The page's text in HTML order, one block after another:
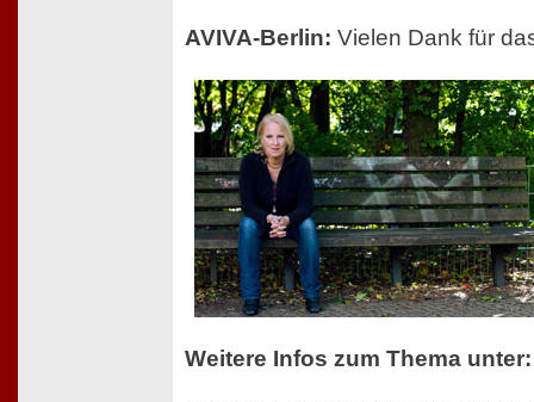
AVIVA-Berlin: Vielen Dank für
Weitere Infos zum Thema unter: